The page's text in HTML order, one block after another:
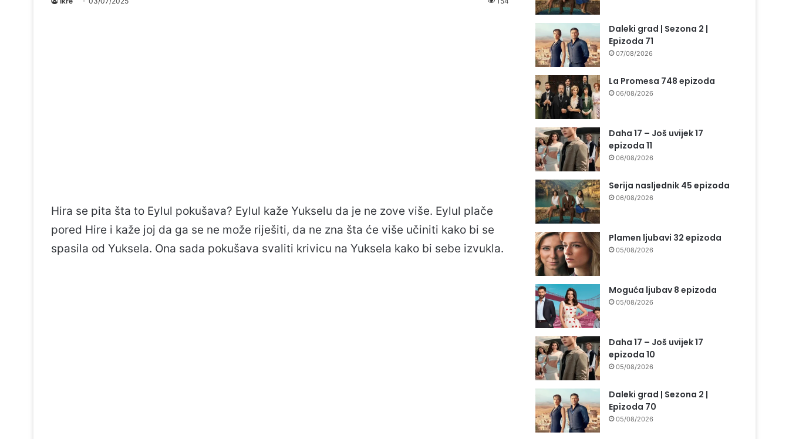
Hira se pita šta to Eylul pokušava? Eylul kaže Yukselu da je ne zove više. Eylul plače
pored Hire i kaže joj da ga se ne može riješiti, da ne zna šta će više učiniti kako bi se
spasila od Yuksela. Ona sada pokušava svaliti krivicu na Yuksela kako bi sebe izvukla.
Daleki grad | Sezona 2 |
Epizoda 71
07/08/2026
La Promesa 748 epizoda
06/08/2026
Daha 17 – Još uvijek 17
epizoda 11
06/08/2026
Serija nasljednik 45 epizoda
06/08/2026
Plamen ljubavi 32 epizoda
05/08/2026
Moguća ljubav 8 epizoda
05/08/2026
Daha 17 – Još uvijek 17
epizoda 10
05/08/2026
Daleki grad | Sezona 2 |
Epizoda 70
05/08/2026